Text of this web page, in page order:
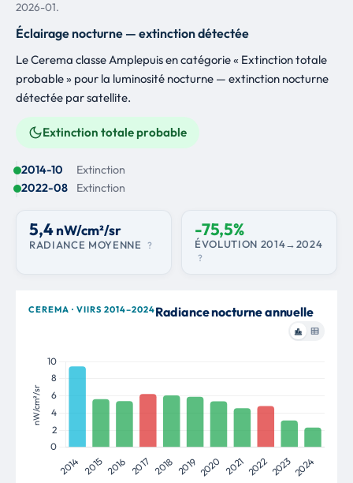
Corylus avellana
46 Fougere aigle
Pteridium aquilinum
47 Douglas
Pseudotsuga menziesii
47 obs.
48 Ortie dioique
Rossignol philomèle
50 Frene commun
2026-01.
Éclairage nocturne — extinction détectée
Le Cerema classe Amplepuis en catégorie « Extinction totale
probable » pour la luminosité nocturne — extinction nocturne
détectée par satellite.
Extinction totale probable
2014-10
Extinction
2022-08
Extinction
5,4nW/cm²/sr
RADIANCE MOYENNE ?
-75,5%
ÉVOLUTION 2014→2024
?
CEREMA · VIIRS 2014–2024Radiance nocturne annuelle